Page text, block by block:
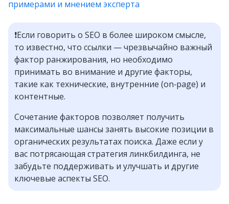
примерами и мнением эксперта
❗️Если говорить о SEO в более широком смысле,
то известно, что ссылки — чрезвычайно важный
фактор ранжирования, но необходимо
принимать во внимание и другие факторы,
такие как технические, внутренние (on‑page) и
контентные.
Сочетание факторов позволяет получить
максимальные шансы занять высокие позиции в
органических результатах поиска. Даже если у
вас потрясающая стратегия линкбилдинга, не
забудьте поддерживать и улучшать и другие
ключевые аспекты SEO.